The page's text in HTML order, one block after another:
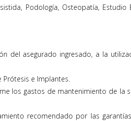
Podología, Osteopatía,
del asegurado ingresado, a la
Prótesis e Implantes.
los gastos de mantenimiento de
recomendado por las